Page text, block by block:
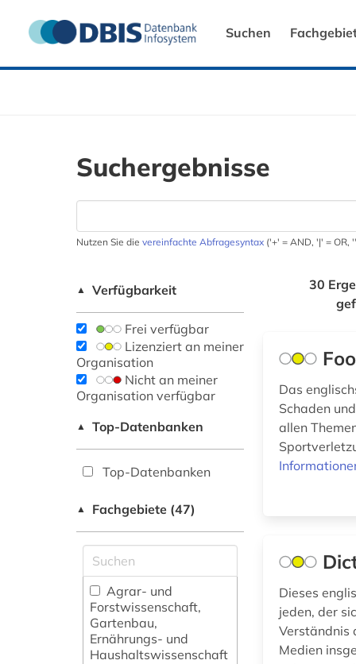
Suchen
Suchergebnisse
Nutzen Sie die vereinfachte Abfragesyntax ('+' = AND, '|' = OR,
▲ Verfügbarkeit
Frei verfügbar
Lizenziert an meiner
Organisation
Nicht an meiner
Organisation verfügbar
▲ Top-Datenbanken
Top-Datenbanken
▲ Fachgebiete (47)
Agrar- und
Forstwissenschaft,
Gartenbau,
Ernährungs- und
Haushaltswissenschaft
30
Das
Schaden
allen
Dieses
jeden, der
Verständnis
Medien